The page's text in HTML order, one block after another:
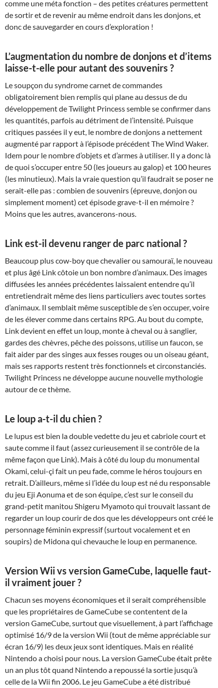
comme une méta fonction – des petites créatures permettent
de sortir et de revenir au même endroit dans les donjons, et
donc de sauvegarder en cours d’exploration !
L’augmentation du nombre de donjons et d’items
laisse-t-elle pour autant des souvenirs ?
Le soupçon du syndrome carnet de commandes
obligatoirement bien remplis qui plane au dessus de du
développement de Twilight Princess semble se confirmer dans
les quantités, parfois au détriment de l’intensité. Puisque
critiques passées il y eut, le nombre de donjons a nettement
augmenté par rapport à l’épisode précédent The Wind Waker.
Idem pour le nombre d’objets et d’armes à utiliser. Il y a donc là
de quoi s’occuper entre 50 (les joueurs au galop) et 100 heures
(les minutieux). Mais la vraie question qu’il faudrait se poser ne
serait-elle pas : combien de souvenirs (épreuve, donjon ou
simplement moment) cet épisode grave-t-il en mémoire ?
Moins que les autres, avancerons-nous.
Link est-il devenu ranger de parc national ?
Beaucoup plus cow-boy que chevalier ou samouraï, le nouveau
et plus âgé Link côtoie un bon nombre d’animaux. Des images
diffusées les années précédentes laissaient entendre qu’il
entretiendrait même des liens particuliers avec toutes sortes
d’animaux. Il semblait même susceptible de s’en occuper, voire
de les élever comme dans certains RPG. Au bout du compte,
Link devient en effet un loup, monte à cheval ou à sanglier,
gardes des chèvres, pêche des poissons, utilise un faucon, se
fait aider par des singes aux fesses rouges ou un oiseau géant,
mais ses rapports restent très fonctionnels et circonstanciés.
Twilight Princess ne développe aucune nouvelle mythologie
autour de ce thème.
Le loup a-t-il du chien ?
Le lupus est bien la double vedette du jeu et cabriole court et
saute comme il faut (assez curieusement il se contrôle de la
même façon que Link). Mais à côté du loup du monumental
Okami, celui-çi fait un peu fade, comme le héros toujours en
retrait. D’ailleurs, même si l’idée du loup est né du responsable
du jeu Eji Aonuma et de son équipe, c’est sur le conseil du
grand-petit manitou Shigeru Myamoto qui trouvait lassant de
regarder un loup courir de dos que les développeurs ont créé le
personnage féminin expressif (surtout vocalement et en
soupirs) de Midona qui chevauche le loup en permanence.
Version Wii vs version GameCube, laquelle faut-
il vraiment jouer ?
Chacun ses moyens économiques et il serait compréhensible
que les propriétaires de GameCube se contentent de la
version GameCube, surtout que visuellement, à part l’affichage
optimisé 16/9 de la version Wii (tout de même appréciable sur
écran 16/9) les deux jeux sont identiques. Mais en réalité
Nintendo a choisi pour nous. La version GameCube était prête
un an plus tôt quand Nintendo a repoussé la sortie jusqu’à
celle de la Wii fin 2006. Le jeu GameCube a été distribué